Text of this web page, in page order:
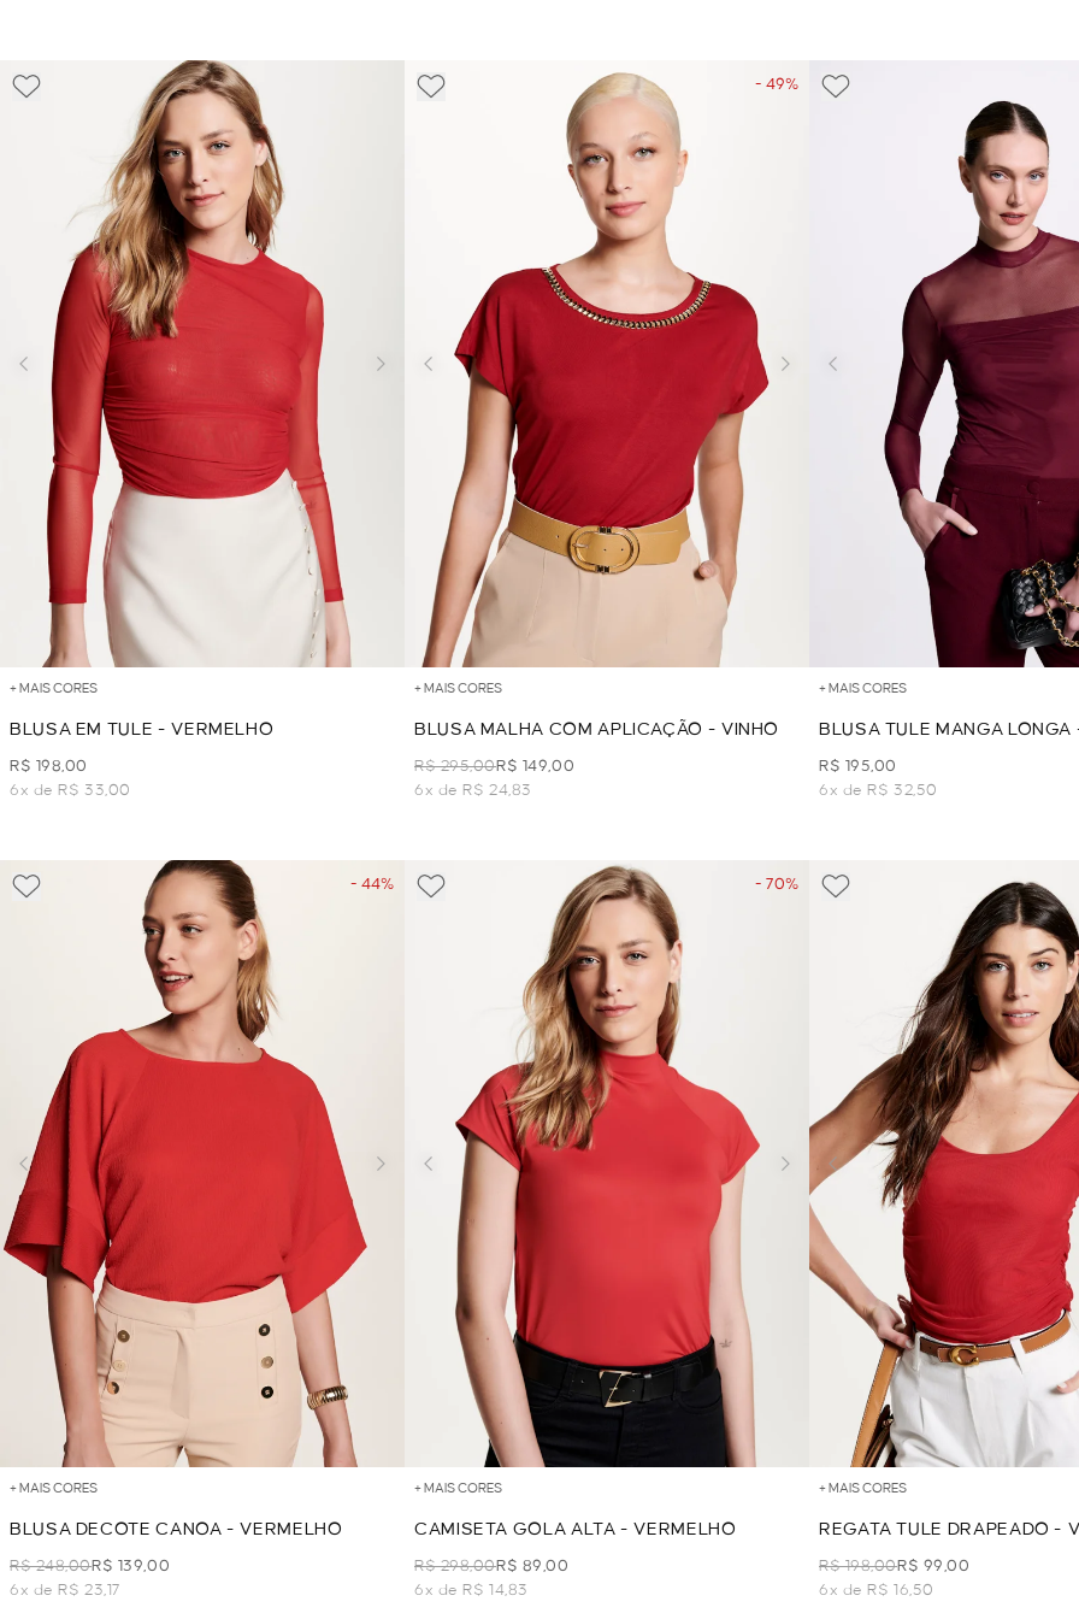
+ MAIS CORES
BLUSA EM TULE - VERMELHO
R$ 198,00
6x de R$ 33,00
- 49%
+ MAIS CORES
BLUSA MALHA COM APLICAÇÃO - VINHO
R$ 295,00R$ 149,00
6x de R$ 24,83
+ MAIS CORES
BLUSA TULE MANGA LONGA
R$ 195,00
6x de R$ 32,50
- 44%
+ MAIS CORES
BLUSA DECOTE CANOA - VERMELHO
R$ 248,00R$ 139,00
6x de R$ 23,17
- 70%
+ MAIS CORES
CAMISETA GOLA ALTA - VERMELHO
R$ 298,00R$ 89,00
6x de R$ 14,83
+ MAIS CORES
REGATA TULE DRAPEADO -
R$ 198,00R$ 99,00
6x de R$ 16,50